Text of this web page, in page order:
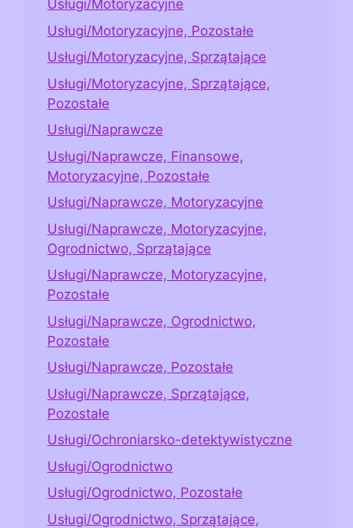
Usługi/Motoryzacyjne
Usługi/Motoryzacyjne, Pozostałe
Usługi/Motoryzacyjne, Sprzątające
Usługi/Motoryzacyjne, Sprzątające,
Pozostałe
Usługi/Naprawcze
Usługi/Naprawcze, Finansowe,
Motoryzacyjne, Pozostałe
Usługi/Naprawcze, Motoryzacyjne
Usługi/Naprawcze, Motoryzacyjne,
Ogrodnictwo, Sprzątające
Usługi/Naprawcze, Motoryzacyjne,
Pozostałe
Usługi/Naprawcze, Ogrodnictwo,
Pozostałe
Usługi/Naprawcze, Pozostałe
Usługi/Naprawcze, Sprzątające,
Pozostałe
Usługi/Ochroniarsko-detektywistyczne
Usługi/Ogrodnictwo
Usługi/Ogrodnictwo, Pozostałe
Usługi/Ogrodnictwo, Sprzątające,